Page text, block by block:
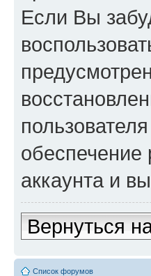
Если Вы
обеспечение
аккаунта и
Вернуться
Список форумов